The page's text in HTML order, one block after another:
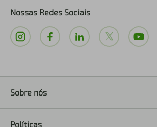
Nossas Redes Sociais
Sobre nós
Políticas